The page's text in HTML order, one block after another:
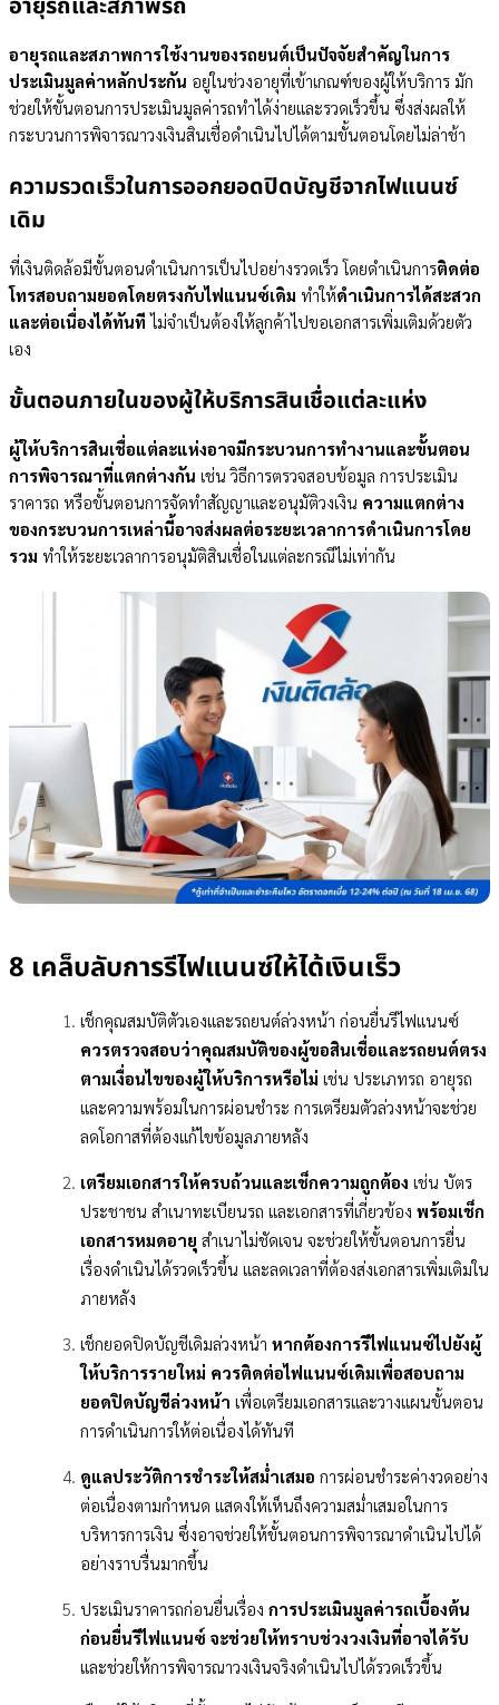
อายุรถและสภาพการใช้งานของรถยนต์เป็นปัจจัยสำคัญในการ
ประเมินมูลค่าหลักประกัน อยู่ในช่วงอายุที่เข้าเกณฑ์ของผู้ให้บริการ มัก
ช่วยให้ขั้นตอนการประเมินมูลค่ารถทำได้ง่ายและรวดเร็วขึ้น ซึ่งส่งผลให้
กระบวนการพิจารณาวงเงินสินเชื่อดำเนินไปได้ตามขั้นตอนโดยไม่ล่าช้า
ความรวดเร็วในการออกยอดปิดบัญชีจากไฟแนนซ์
เดิม
ที่เงินติดล้อมีขั้นตอนดำเนินการเป็นไปอย่างรวดเร็ว โดยดำเนินการติดต่อ
โทรสอบถามยอดโดยตรงกับไฟแนนซ์เดิม ทำให้ดำเนินการได้สะสวก
และต่อเนื่องได้ทันที ไม่จำเป็นต้องให้ลูกค้าไปขอเอกสารเพิ่มเติมด้วยตัว
เอง
ขั้นตอนภายในของผู้ให้บริการสินเชื่อแต่ละแห่ง
ผู้ให้บริการสินเชื่อแต่ละแห่งอาจมีกระบวนการทำงานและขั้นตอน
การพิจารณาที่แตกต่างกัน เช่น วิธีการตรวจสอบข้อมูล การประเมิน
ราคารถ หรือขั้นตอนการจัดทำสัญญาและอนุมัติวงเงิน ความแตกต่าง
ของกระบวนการเหล่านี้อาจส่งผลต่อระยะเวลาการดำเนินการโดย
รวม ทำให้ระยะเวลาการอนุมัติสินเชื่อในแต่ละกรณีไม่เท่ากัน
8 เคล็บลับการรีไฟแนนซ์ให้ได้เงินเร็ว
เช็กคุณสมบัติตัวเองและรถยนต์ล่วงหน้า ก่อนยื่นรีไฟแนนซ์
ควรตรวจสอบว่าคุณสมบัติของผู้ขอสินเชื่อและรถยนต์ตรง
ตามเงื่อนไขของผู้ให้บริการหรือไม่ เช่น ประเภทรถ อายุรถ
และความพร้อมในการผ่อนชำระ การเตรียมตัวล่วงหน้าจะช่วย
ลดโอกาสที่ต้องแก้ไขข้อมูลภายหลัง
เตรียมเอกสารให้ครบถ้วนและเช็กความถูกต้อง เช่น บัตร
ประชาชน สำเนาทะเบียนรถ และเอกสารที่เกี่ยวข้อง พร้อมเช็ก
เอกสารหมดอายุ สำเนาไม่ชัดเจน จะช่วยให้ขั้นตอนการยื่น
เรื่องดำเนินได้รวดเร็วขึ้น และลดเวลาที่ต้องส่งเอกสารเพิ่มเติมใน
ภายหลัง
เช็กยอดปิดบัญชีเดิมล่วงหน้า หากต้องการรีไฟแนนซ์ไปยังผู้
ให้บริการรายใหม่ ควรติดต่อไฟแนนซ์เดิมเพื่อสอบถาม
ยอดปิดบัญชีล่วงหน้า เพื่อเตรียมเอกสารและวางแผนขั้นตอน
การดำเนินการให้ต่อเนื่องได้ทันที
ดูแลประวัติการชำระให้สม่ำเสมอ การผ่อนชำระค่างวดอย่าง
ต่อเนื่องตามกำหนด แสดงให้เห็นถึงความสม่ำเสมอในการ
บริหารการเงิน ซึ่งอาจช่วยให้ขั้นตอนการพิจารณาดำเนินไปได้
อย่างราบรื่นมากขึ้น
ประเมินราคารถก่อนยื่นเรื่อง การประเมินมูลค่ารถเบื้องต้น
ก่อนยื่นรีไฟแนนซ์ จะช่วยให้ทราบช่วงวงเงินที่อาจได้รับ
และช่วยให้การพิจารณาวงเงินจริงดำเนินไปได้รวดเร็วขึ้น